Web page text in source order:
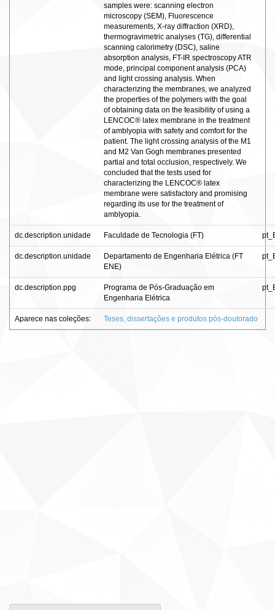
samples were: scanning electron
microscopy (SEM), Fluorescence
measurements, X-ray diffraction (XRD),
thermogravimetric analyses (TG), differential
scanning calorimetry (DSC), saline
absorption analysis, FT-IR spectroscopy ATR
mode, principal component analysis (PCA)
and light crossing analysis. When
characterizing the membranes, we analyzed
the properties of the polymers with the goal
of obtaining data on the feasibility of using a
LENCOC® latex membrane in the treatment
of amblyopia with safety and comfort for the
patient. The light crossing analysis of the M1
and M2 Van Gogh membranes presented
partial and total occlusion, respectively. We
concluded that the tests used for
characterizing the LENCOC® latex
membrane were satisfactory and promising
regarding its use for the treatment of
amblyopia.
dc.description.unidade Faculdade de Tecnologia (FT)
dc.description.unidade
Departamento de Engenharia Elétrica (FT
ENE)
dc.description.ppg
Programa de Pós-Graduação em
Engenharia Elétrica
Aparece nas coleções: Teses, dissertações e produtos pós-doutorado